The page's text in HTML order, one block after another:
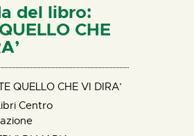
del libro:
CHE
QUELLO CHE VI DIRA’
Centro